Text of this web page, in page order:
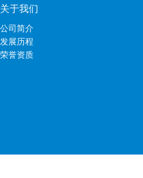
关于我们
公司简介
发展历程
荣誉资质